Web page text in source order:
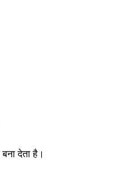
देता है।